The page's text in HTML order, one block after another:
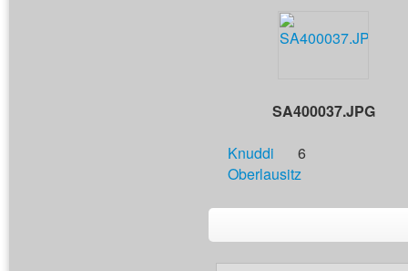
SA400037.JPG
Knuddi
6
Oberlausitz